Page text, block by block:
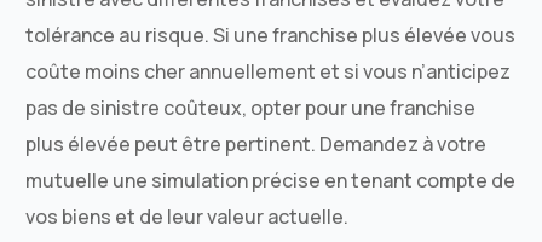
tolérance au risque. Si une franchise plus élevée vous
coûte moins cher annuellement et si vous n’anticipez
pas de sinistre coûteux, opter pour une franchise
plus élevée peut être pertinent. Demandez à votre
mutuelle une simulation précise en tenant compte de
vos biens et de leur valeur actuelle.